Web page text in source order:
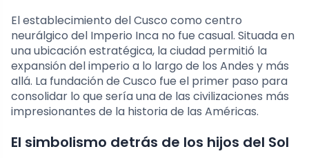
El establecimiento del Cusco como centro
neurálgico del Imperio Inca no fue casual. Situada en
una ubicación estratégica, la ciudad permitió la
expansión del imperio a lo largo de los Andes y más
allá. La fundación de Cusco fue el primer paso para
consolidar lo que sería una de las civilizaciones más
impresionantes de la historia de las Américas.
El simbolismo detrás de los hijos del Sol